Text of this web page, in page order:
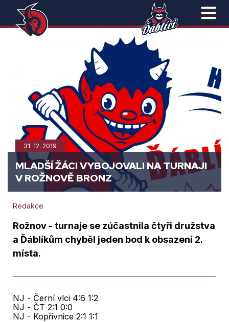
31. 12. 2019
MLADŠÍ ŽÁCI VYBOJOVALI NA TURNAJI
V ROŽNOVĚ BRONZ
Redakce
Rožnov - turnaje se zúčastnila čtyři družstva
a Ďáblíkům chyběl jeden bod k obsazení 2.
místa.
NJ - Černí vlci 4:6 1:2
NJ - ČT 2:1 0:0
NJ - Kopřivnice 2:1 1:1